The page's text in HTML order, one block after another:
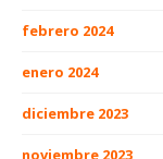
febrero 2024
enero 2024
diciembre 2023
noviembre 2023